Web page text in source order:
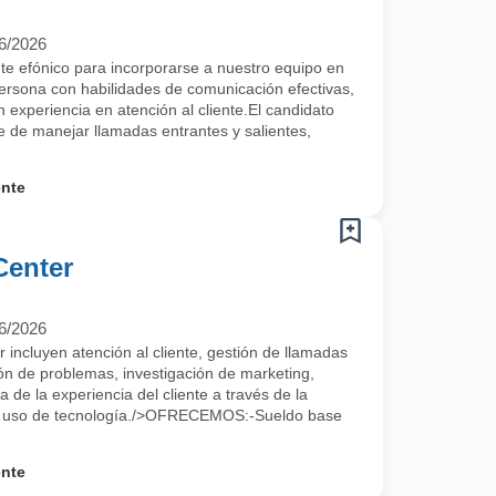
2026
efónico para incorporarse a nuestro equipo en
con habilidades de comunicación efectivas,
experiencia en atención al cliente.El candidato
de manejar llamadas entrantes y salientes,
2026
incluyen atención al cliente, gestión de llamadas
de problemas, investigación de marketing,
de la experiencia del cliente a través de la
de tecnología./>OFRECEMOS:-Sueldo base